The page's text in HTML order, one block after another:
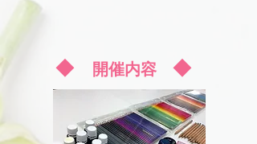
​◆ 開催内容 ◆